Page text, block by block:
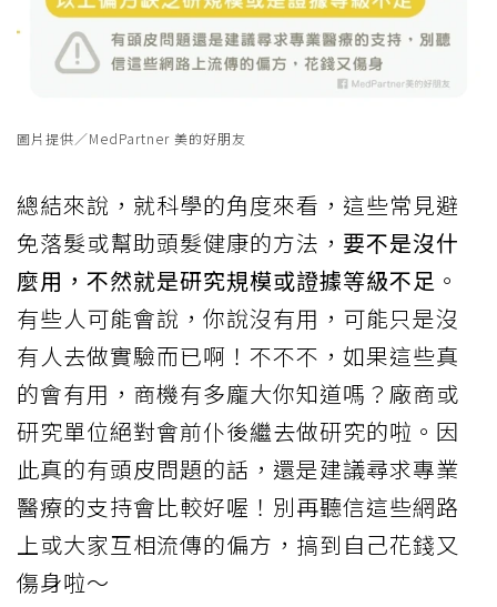
圖片提供／MedPartner 美的好朋友
總結來說，就科學的角度來看，這些常見避
免落髮或幫助頭髮健康的方法， 要不是沒什
麼用，不然就是研究規模或證據等級不足 。
有些人可能會說，你說沒有用，可能只是沒
有人去做實驗而已啊！不不不，如果這些真
的會有用，商機有多龐大你知道嗎？廠商或
研究單位絕對會前仆後繼去做研究的啦。因
此真的有頭皮問題的話，還是建議尋求專業
醫療的支持會比較好喔！別再聽信這些網路
上或大家互相流傳的偏方，搞到自己花錢又
傷身啦～